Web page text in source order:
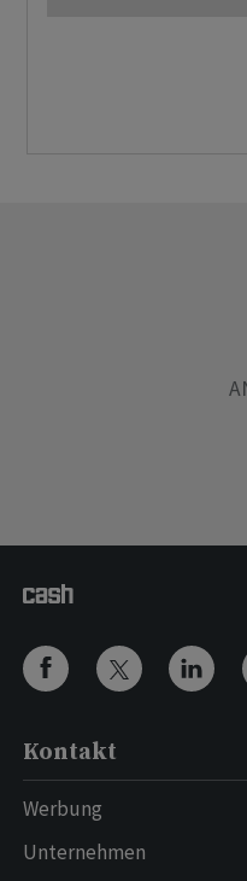
Kontakt
Werbung
Unternehmen